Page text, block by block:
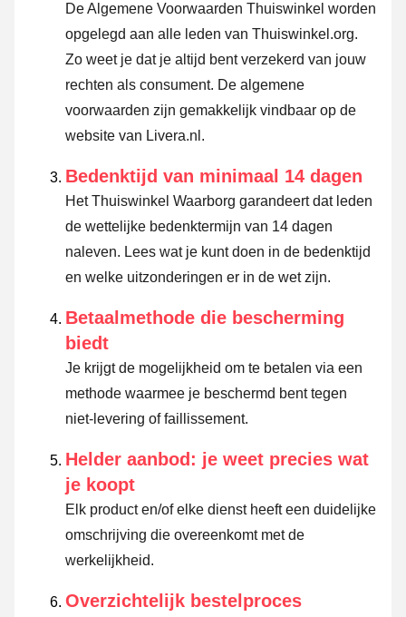
De Algemene Voorwaarden Thuiswinkel worden
opgelegd aan alle leden van Thuiswinkel.org.
Zo weet je dat je altijd bent verzekerd van jouw
rechten als consument. De algemene
voorwaarden zijn gemakkelijk vindbaar op de
website van Livera.nl.
Bedenktijd van minimaal 14 dagen
Het Thuiswinkel Waarborg garandeert dat leden
de wettelijke bedenktermijn van 14 dagen
naleven. Lees wat je kunt doen in de bedenktijd
en welke uitzonderingen er in de wet zijn.
Betaalmethode die bescherming
biedt
Je krijgt de mogelijkheid om te betalen via een
methode waarmee je beschermd bent tegen
niet-levering of faillissement.
Helder aanbod: je weet precies wat
je koopt
Elk product en/of elke dienst heeft een duidelijke
omschrijving die overeenkomt met de
werkelijkheid.
Overzichtelijk bestelproces